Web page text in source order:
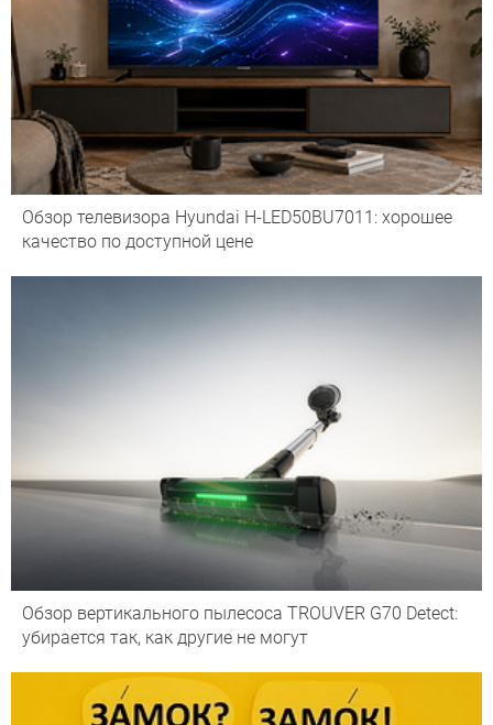
Обзор телевизора Hyundai H-LED50BU7011: хорошее
качество по доступной цене
Обзор вертикального пылесоса TROUVER G70 Detect:
убирается так, как другие не могут